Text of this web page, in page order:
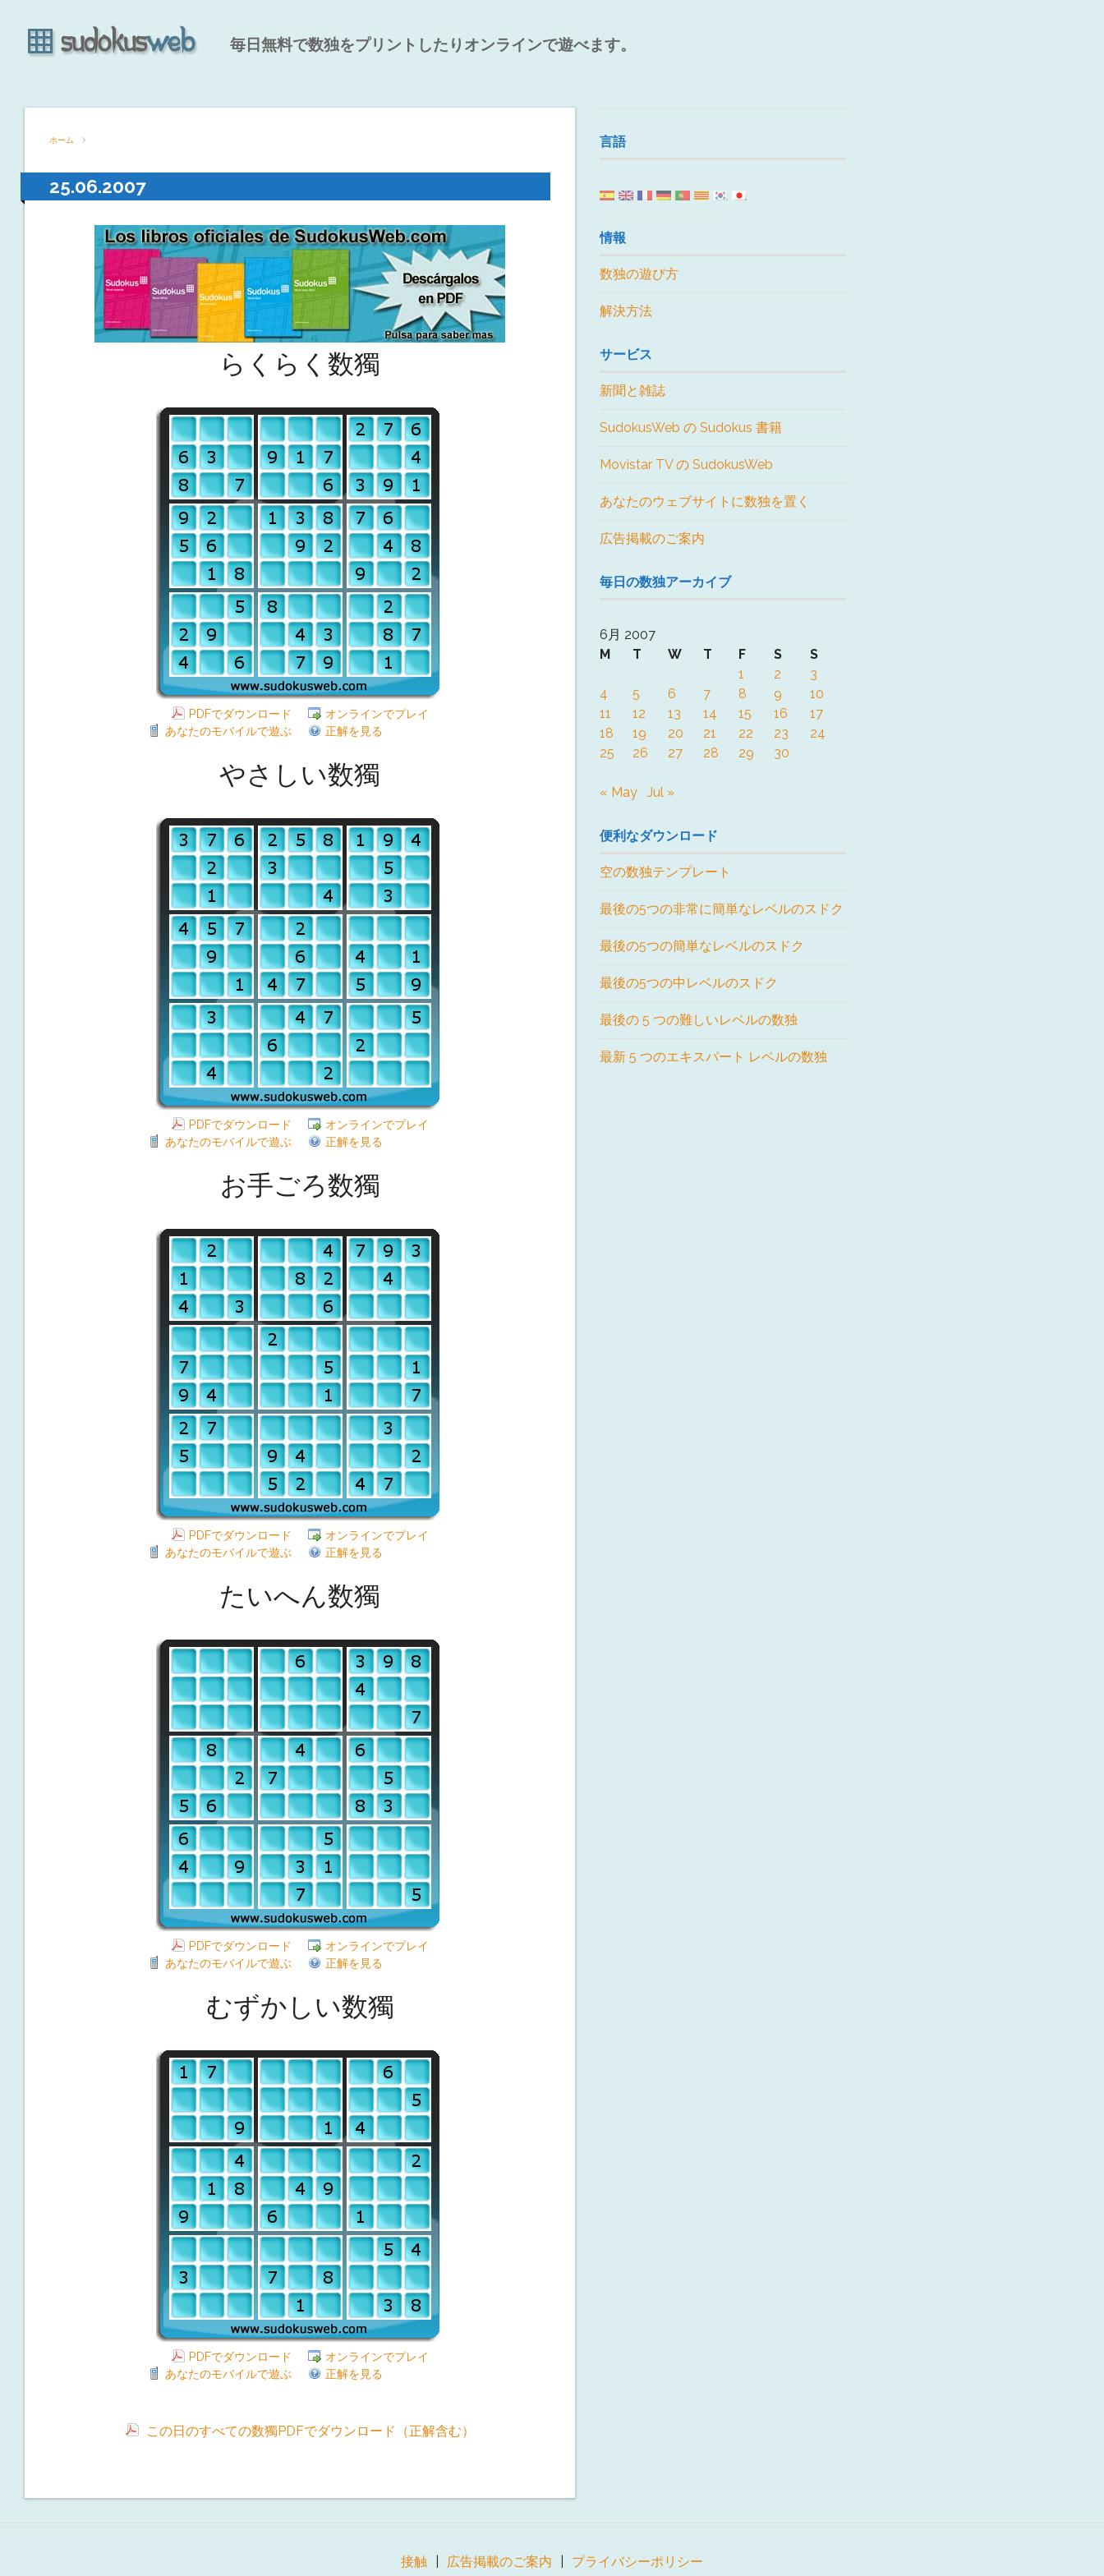
毎日無料で数独をプリントしたりオンラインで遊べます。
ホーム
25.06.2007
らくらく数獨
PDFでダウンロード
オンラインでプレイ
あなたのモバイルで遊ぶ
正解を見る
やさしい数獨
PDFでダウンロード
オンラインでプレイ
あなたのモバイルで遊ぶ
正解を見る
お手ごろ数獨
PDFでダウンロード
オンラインでプレイ
あなたのモバイルで遊ぶ
正解を見る
たいへん数獨
PDFでダウンロード
オンラインでプレイ
あなたのモバイルで遊ぶ
正解を見る
むずかしい数獨
PDFでダウンロード
オンラインでプレイ
あなたのモバイルで遊ぶ
正解を見る
この日のすべての数獨PDFでダウンロード（正解含む）
言語
情報
数独の遊び方
解決方法
サービス
新聞と雑誌
SudokusWeb の Sudokus 書籍
Movistar TV の SudokusWeb
あなたのウェブサイトに数独を置く
広告掲載のご案内
毎日の数独アーカイブ
6月 2007
M
T W T F S
S
1
2
3
4
5 6 7 8 9
10
11
12 13 14 15 16
17
18
19 20 21 22 23
24
25
26 27 28 29 30
« May Jul »
便利なダウンロード
空の数独テンプレート
最後の5つの非常に簡単なレベルのスドク
最後の5つの簡単なレベルのスドク
最後の5つの中レベルのスドク
最後の 5 つの難しいレベルの数独
最新 5 つのエキスパート レベルの数独
接触 広告掲載のご案内
プライバシーポリシー